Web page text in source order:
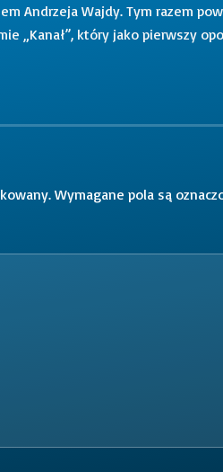
Andrzeja Wajdy. Tym razem
„Kanał”, który jako pierwszy
Wymagane pola są